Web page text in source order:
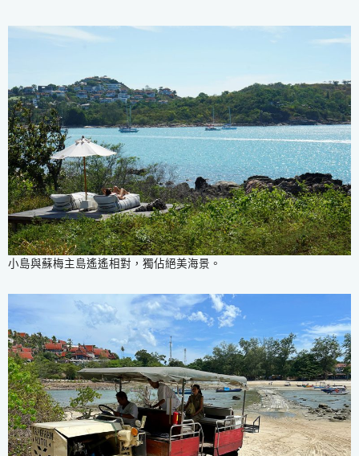
小島與蘇梅主島遙遙相對，獨佔絕美海景。